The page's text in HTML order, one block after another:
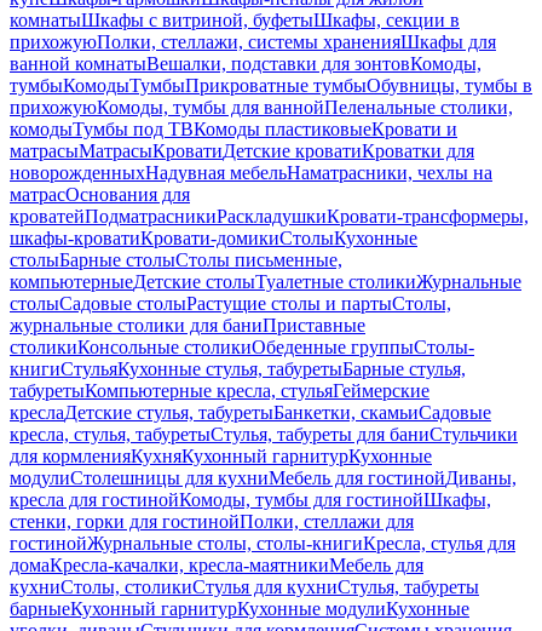
комнатыШкафы с витриной, буфетыШкафы, секции в
прихожуюПолки, стеллажи, системы храненияШкафы для
ванной комнатыВешалки, подставки для зонтовКомоды,
тумбыКомодыТумбыПрикроватные тумбыОбувницы, тумбы в
прихожуюКомоды, тумбы для ваннойПеленальные столики,
комодыТумбы под ТВКомоды пластиковыеКровати и
матрасыМатрасыКроватиДетские кроватиКроватки для
новорожденныхНадувная мебельНаматрасники, чехлы на
матрасОснования для
кроватейПодматрасникиРаскладушкиКровати-трансформеры,
шкафы-кроватиКровати-домикиСтолыКухонные
столыБарные столыСтолы письменные,
компьютерныеДетские столыТуалетные столикиЖурнальные
столыСадовые столыРастущие столы и партыСтолы,
журнальные столики для баниПриставные
столикиКонсольные столикиОбеденные группыСтолы-
книгиСтульяКухонные стулья, табуретыБарные стулья,
табуретыКомпьютерные кресла, стульяГеймерские
креслаДетские стулья, табуретыБанкетки, скамьиСадовые
кресла, стулья, табуретыСтулья, табуреты для баниСтульчики
для кормленияКухняКухонный гарнитурКухонные
модулиСтолешницы для кухниМебель для гостинойДиваны,
кресла для гостинойКомоды, тумбы для гостинойШкафы,
стенки, горки для гостинойПолки, стеллажи для
гостинойЖурнальные столы, столы-книгиКресла, стулья для
домаКресла-качалки, кресла-маятникиМебель для
кухниСтолы, столикиСтулья для кухниСтулья, табуреты
барныеКухонный гарнитурКухонные модулиКухонные